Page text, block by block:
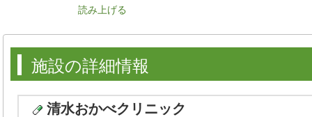
読み上げる
施設の詳細情報
清水おかべクリニック